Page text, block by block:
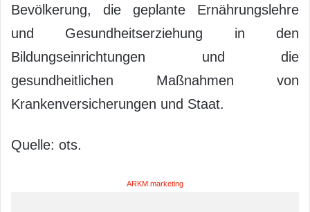
Bevölkerung, die geplante Ernährungslehre
und Gesundheitserziehung in den
Bildungseinrichtungen und die
gesundheitlichen Maßnahmen von
Krankenversicherungen und Staat.
Quelle: ots.
ARKM.marketing